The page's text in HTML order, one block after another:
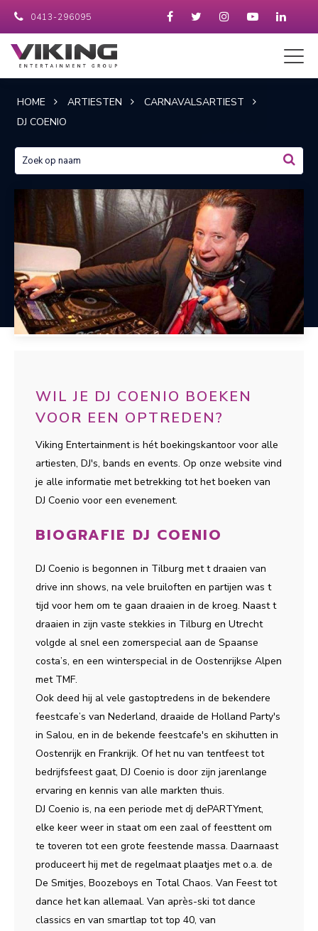
0413-296095
HOME ARTIESTEN
CARNAVALSARTIEST
DJ COENIO
WIL JE DJ COENIO BOEKEN
VOOR EEN OPTREDEN?
Viking Entertainment is hét boekingskantoor voor alle
artiesten, DJ's, bands en events. Op onze website vind
je alle informatie met betrekking tot het boeken van
DJ Coenio voor een evenement.
BIOGRAFIE DJ COENIO
DJ Coenio is begonnen in Tilburg met t draaien van
drive inn shows, na vele bruiloften en partijen was t
tijd voor hem om te gaan draaien in de kroeg. Naast t
draaien in zijn vaste stekkies in Tilburg en Utrecht
volgde al snel een zomerspecial aan de Spaanse
costa’s, en een winterspecial in de Oostenrijkse Alpen
met TMF.
Ook deed hij al vele gastoptredens in de bekendere
feestcafe’s van Nederland, draaide de Holland Party's
in Salou, en in de bekende feestcafe's en skihutten in
Oostenrijk en Frankrijk. Of het nu van tentfeest tot
bedrijfsfeest gaat, DJ Coenio is door zijn jarenlange
ervaring en kennis van alle markten thuis.
DJ Coenio is, na een periode met dj dePARTYment,
elke keer weer in staat om een zaal of feesttent om
te toveren tot een grote feestende massa. Daarnaast
produceert hij met de regelmaat plaatjes met o.a. de
De Smitjes, Boozeboys en Total Chaos. Van Feest tot
dance het kan allemaal. Van après-ski tot dance
classics en van smartlap tot top 40, van